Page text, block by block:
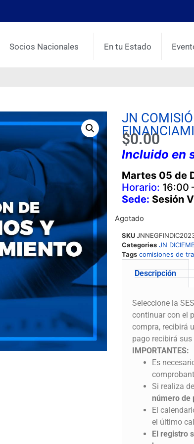
Socios Nacionales En tu Estado
JN
$0.00
Incluido en
Martes 05 de
Horario: 16:00
Sede: Sesión
Agotado
SKU
Categories JN
Tags comisiones de
Descripción
Seleccione la
continuar con el
compra, recibirá
pago recibirá
IMPORTANTES:
Es
Si realiza
número de
El
el último
El registro